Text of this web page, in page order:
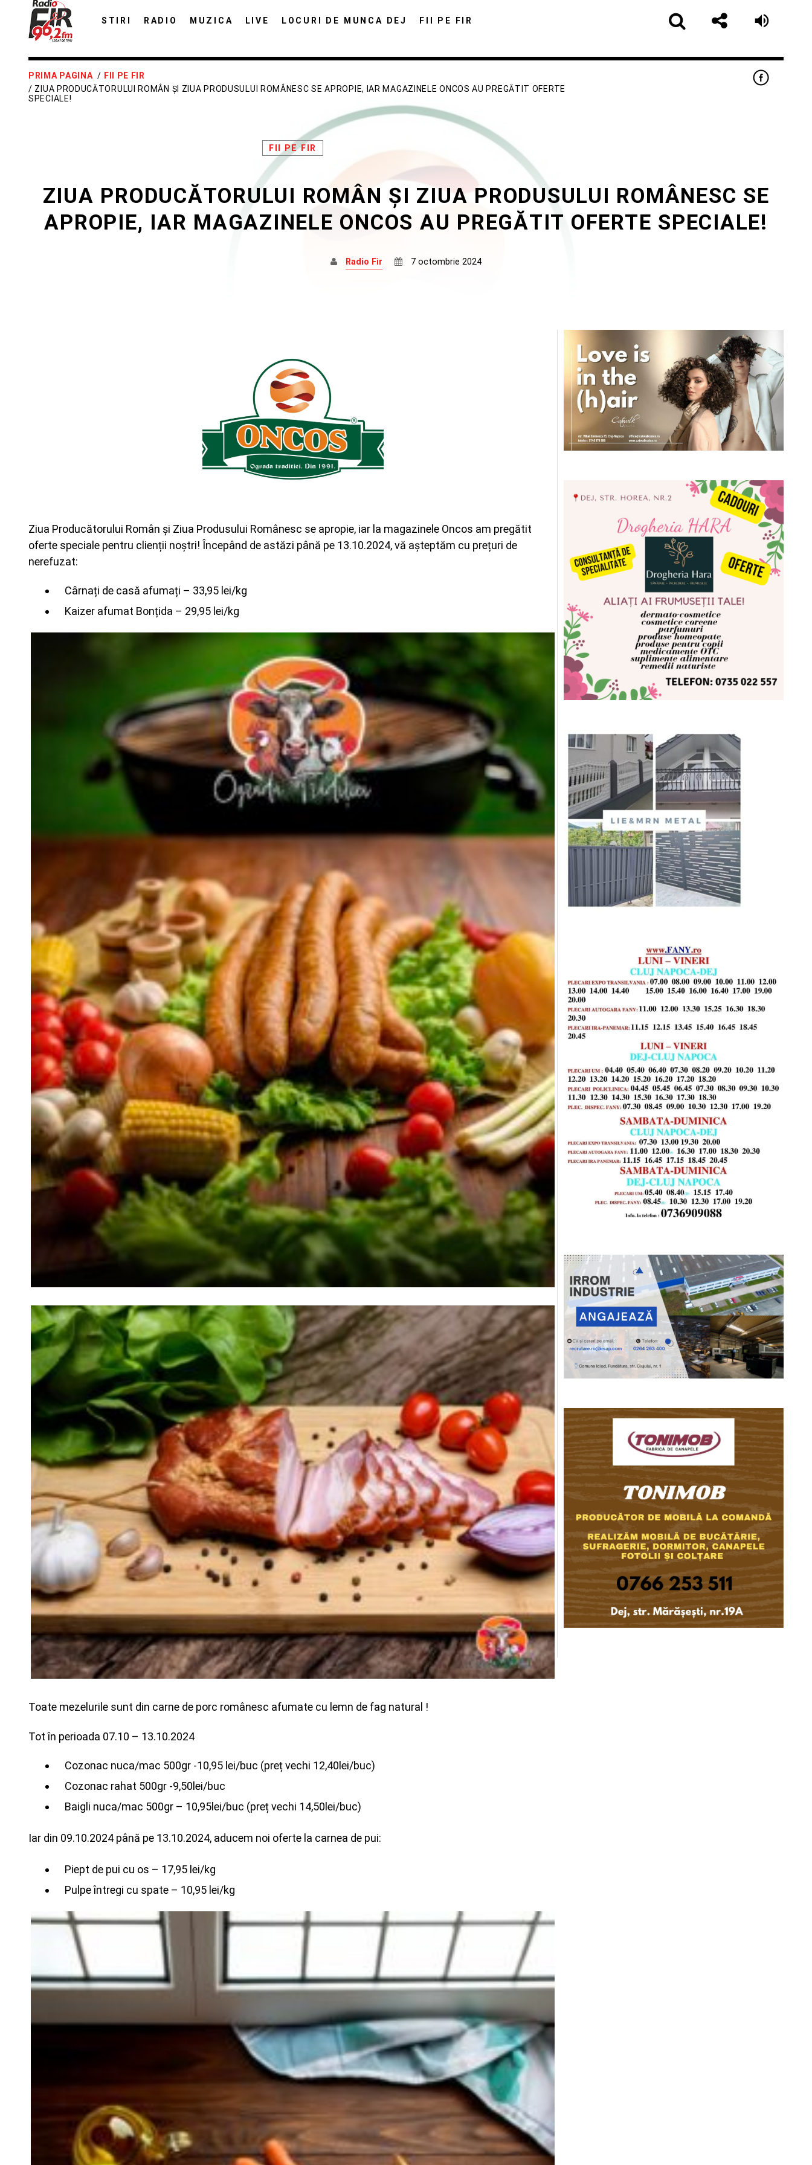
STIRI RADIO MUZICA LIVE LOCURI DE MUNCA DEJ FII PE FIR
CAUTA IN SITE:
DISTRIBUIE PAGINA PE:
Twitter Facebook Pinterest Whatsapp
PRIMA PAGINA / FII PE FIR
/ ZIUA PRODUCĂTORULUI ROMÂN ȘI ZIUA PRODUSULUI ROMÂNESC SE APROPIE, IAR MAGAZINELE ONCOS AU PREGĂTIT OFERTE
SPECIALE!
FII PE FIR
ZIUA PRODUCĂTORULUI ROMÂN ȘI ZIUA PRODUSULUI ROMÂNESC SE
APROPIE, IAR MAGAZINELE ONCOS AU PREGĂTIT OFERTE SPECIALE!
Radio Fir 7 octombrie 2024
Ziua Producătorului Român și Ziua Produsului Românesc se apropie, iar la magazinele Oncos am pregătit
oferte speciale pentru clienții noștri! Începând de astăzi până pe 13.10.2024, vă așteptăm cu prețuri de
nerefuzat:
Cârnați de casă afumați – 33,95 lei/kg
Kaizer afumat Bonțida – 29,95 lei/kg
Toate mezelurile sunt din carne de porc românesc afumate cu lemn de fag natural !
Tot în perioada 07.10 – 13.10.2024
Cozonac nuca/mac 500gr -10,95 lei/buc (preț vechi 12,40lei/buc)
Cozonac rahat 500gr -9,50lei/buc
Baigli nuca/mac 500gr – 10,95lei/buc (preț vechi 14,50lei/buc)
Iar din 09.10.2024 până pe 13.10.2024, aducem noi oferte la carnea de pui:
Piept de pui cu os – 17,95 lei/kg
Pulpe întregi cu spate – 10,95 lei/kg